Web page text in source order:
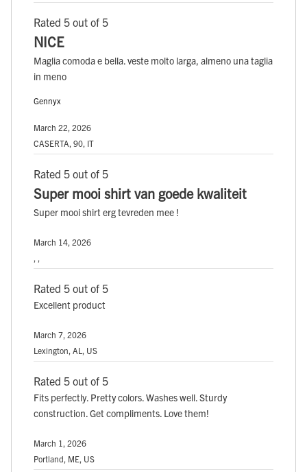
Rated 5 out of 5
NICE
Maglia comoda e bella. veste molto larga, almeno una taglia
in meno
Gennyx
March 22, 2026
CASERTA, 90, IT
Rated 5 out of 5
Super mooi shirt van goede kwaliteit
Super mooi shirt erg tevreden mee !
March 14, 2026
Rated 5 out of 5
Excellent product
March 7, 2026
Lexington, AL, US
Rated 5 out of 5
Fits perfectly. Pretty colors. Washes well. Sturdy
construction. Get compliments. Love them!
March 1, 2026
Portland, ME, US